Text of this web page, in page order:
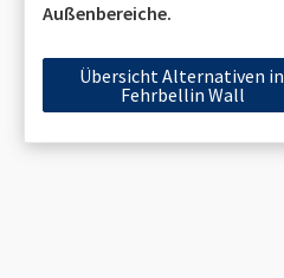
Außenbereiche.
Übersicht Alternativen in
Fehrbellin Wall